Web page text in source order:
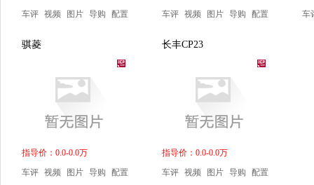
车评 视频 图片 导购 配置
车评 视频 图片 导购 配置
车
骐菱
指导价：0.0-0.0万
车评 视频 图片 导购 配置
长丰CP23
指导价：0.0-0.0万
车评 视频 图片 导购 配置